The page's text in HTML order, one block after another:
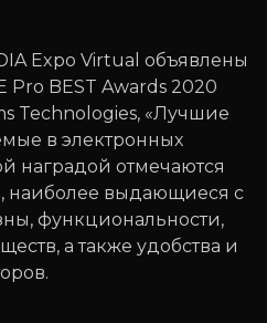
Expo Virtual объявлены
BEST Awards 2020
Technologies, «Лучшие
в электронных
наградой отмечаются
наиболее выдающиеся с
функциональности,
а также удобства и